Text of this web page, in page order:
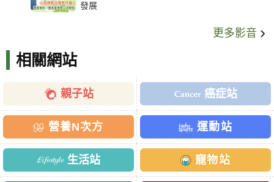
發展
更多影音
相關網站
親子站 癌症站
營養N次方 運動站
生活站 寵物站